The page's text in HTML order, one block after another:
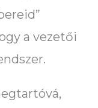
a vezetői